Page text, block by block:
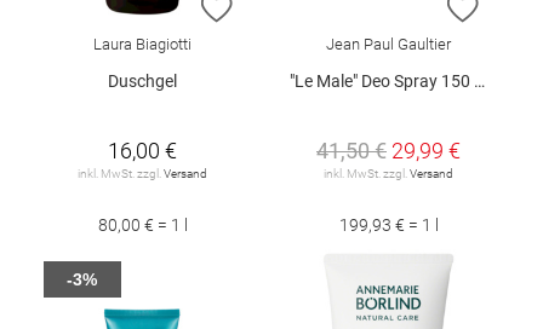
ZUR WUNSCHLISTE HINZUFÜGEN
Laura Biagiotti
Duschgel
16,00 €
inkl. MwSt. zzgl.Versand
80,00 € = 1 l
ZUR
Jean Paul Gaultier
"Le Male" Deo Spray 150 ml
41,50 € 29,99 €
inkl. MwSt. zzgl.Versand
199,93 € = 1 l
-3%